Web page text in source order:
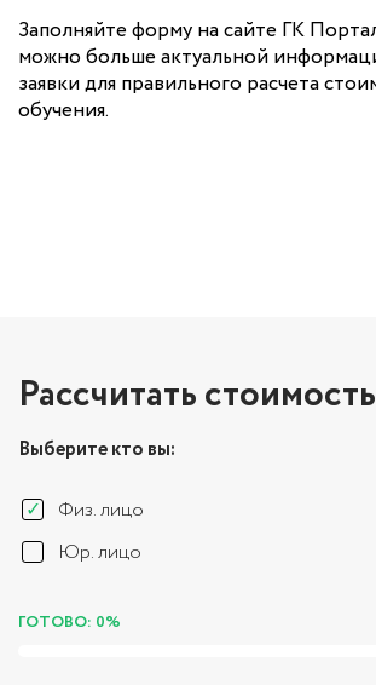
Заполняйте форму на сайте ГК
можно больше актуальной
заявки для правильного расчета
обучения.
Рассчитать стоимость
Выберите кто вы:
Физ. лицо
Юр. лицо
ГОТОВО: 0%